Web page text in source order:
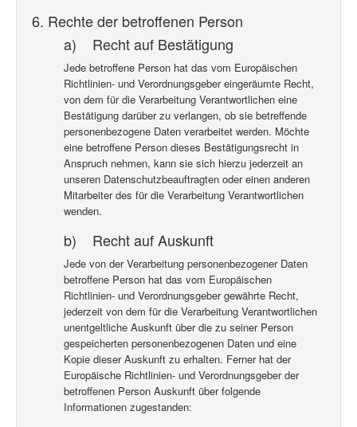
6. Rechte der betroffenen Person
a) Recht auf Bestätigung
Jede betroffene Person hat das vom Europäischen
Richtlinien- und Verordnungsgeber eingeräumte Recht,
von dem für die Verarbeitung Verantwortlichen eine
Bestätigung darüber zu verlangen, ob sie betreffende
personenbezogene Daten verarbeitet werden. Möchte
eine betroffene Person dieses Bestätigungsrecht in
Anspruch nehmen, kann sie sich hierzu jederzeit an
unseren Datenschutzbeauftragten oder einen anderen
Mitarbeiter des für die Verarbeitung Verantwortlichen
wenden.
b) Recht auf Auskunft
Jede von der Verarbeitung personenbezogener Daten
betroffene Person hat das vom Europäischen
Richtlinien- und Verordnungsgeber gewährte Recht,
jederzeit von dem für die Verarbeitung Verantwortlichen
unentgeltliche Auskunft über die zu seiner Person
gespeicherten personenbezogenen Daten und eine
Kopie dieser Auskunft zu erhalten. Ferner hat der
Europäische Richtlinien- und Verordnungsgeber der
betroffenen Person Auskunft über folgende
Informationen zugestanden: